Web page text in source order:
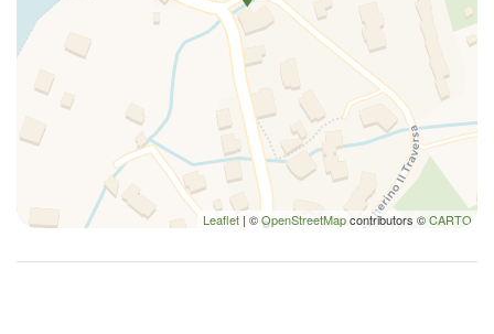
Leaflet | ©OpenStreetMapcontributors ©CARTO